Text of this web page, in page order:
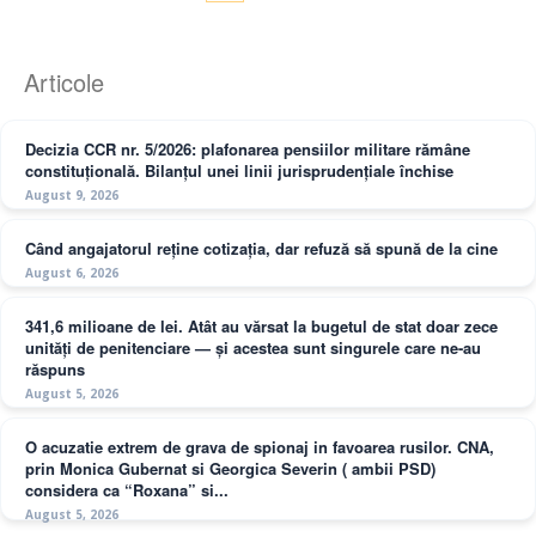
Articole
Decizia CCR nr. 5/2026: plafonarea pensiilor militare rămâne
constituțională. Bilanțul unei linii jurisprudențiale închise
August 9, 2026
Când angajatorul reține cotizația, dar refuză să spună de la cine
August 6, 2026
341,6 milioane de lei. Atât au vărsat la bugetul de stat doar zece
unități de penitenciare — și acestea sunt singurele care ne-au
răspuns
August 5, 2026
O acuzatie extrem de grava de spionaj in favoarea rusilor. CNA,
prin Monica Gubernat si Georgica Severin ( ambii PSD)
considera ca “Roxana” si...
August 5, 2026